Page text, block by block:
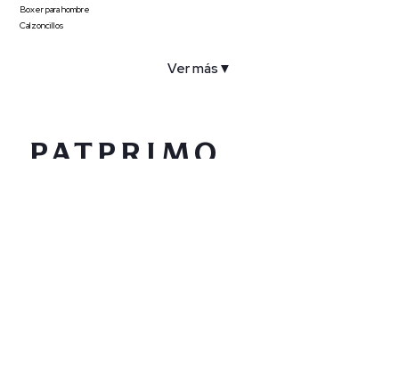
Boxer para hombre
Calzoncillos
Ver más ▼